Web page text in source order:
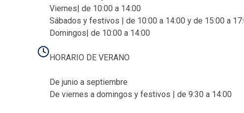
Viernes| de 10:00 a 14:00
Sábados y festivos | de 10:00 a 14:00 y de 15:00 a
Domingos| de 10:00 a 14:00
HORARIO DE VERANO
De junio a septiembre
De viernes a domingos y festivos | de 9:30 a 14:00